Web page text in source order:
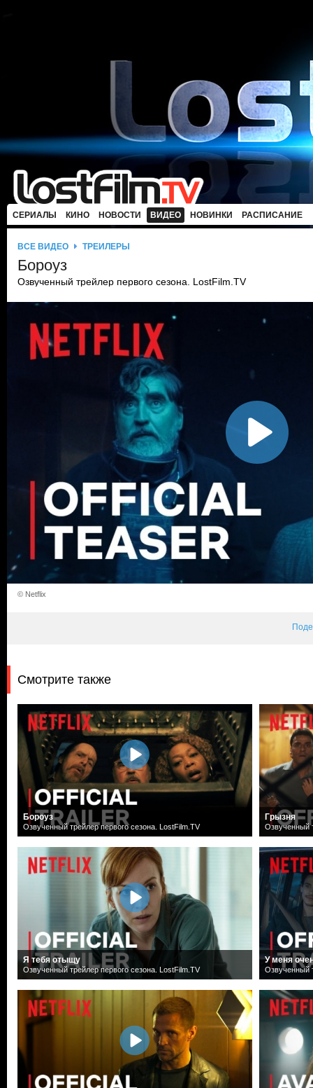
СЕРИАЛЫ КИНО НОВОСТИ ВИДЕО НОВИНКИ РАСПИСАНИЕ
ВСЕ ВИДЕО ТРЕЙЛЕРЫ
Бороуз
Озвученный трейлер первого сезона. LostFilm.TV
© Netflix
Смотрите также
Бороуз
Озвученный трейлер первого сезона. LostFilm.TV
Я тебя отыщу
Озвученный трейлер первого сезона. LostFilm.TV
Грызня
Озвученный
У меня
Озвученный